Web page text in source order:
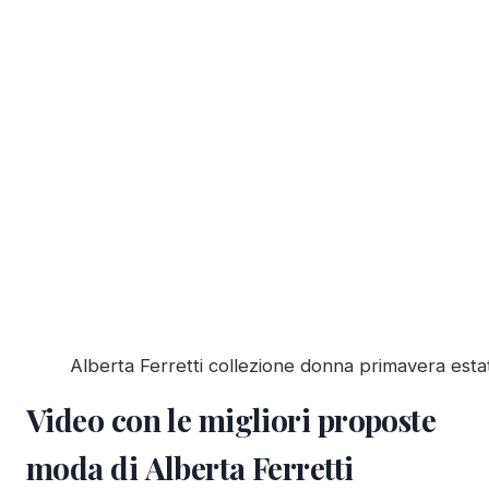
Alberta Ferretti collezione donna primavera
Video con le migliori proposte
moda diAlberta Ferretti